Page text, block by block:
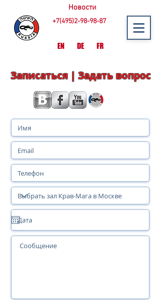
+7(495)2-98-98-87
DE
EN FR
Новости
Записаться | Задать вопрос